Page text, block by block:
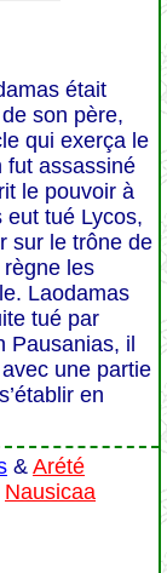
était
son père,
qui exerça le
fut assassiné
le pouvoir à
eut tué Lycos,
sur le trône de
les
Laodamas
tué par
Pausanias, il
une partie
en
& Arété
Nausicaa